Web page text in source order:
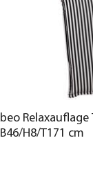
beo Relaxauflage
B46/H8/T171 cm